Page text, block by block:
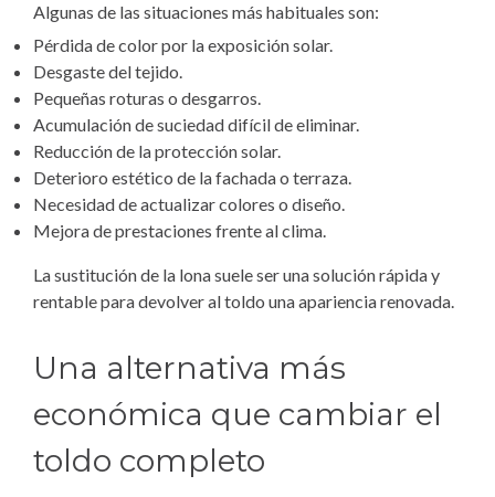
Algunas de las situaciones más habituales son:
Pérdida de color por la exposición solar.
Desgaste del tejido.
Pequeñas roturas o desgarros.
Acumulación de suciedad difícil de eliminar.
Reducción de la protección solar.
Deterioro estético de la fachada o terraza.
Necesidad de actualizar colores o diseño.
Mejora de prestaciones frente al clima.
La sustitución de la lona suele ser una solución rápida y
rentable para devolver al toldo una apariencia renovada.
Una alternativa más
económica que cambiar el
toldo completo